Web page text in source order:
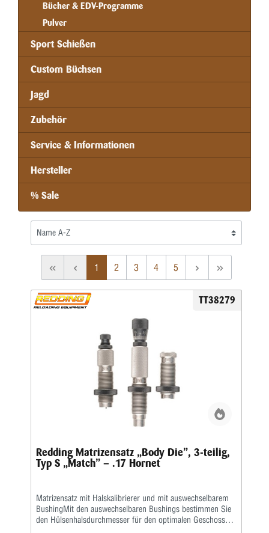
Bücher & EDV-Programme
Pulver
Sport Schießen
Custom Büchsen
Jagd
Zubehör
Service & Informationen
Hersteller
% Sale
1 2 3 4 5
TT38279
Redding Matrizensatz „Body Die”, 3-teilig,
Typ S „Match” – .17 Hornet
Matrizensatz mit Halskalibrierer und mit auswechselbarem
BushingMit den auswechselbaren Bushings bestimmen Sie
den Hülsenhalsdurchmesser für den optimalen Geschosssitz